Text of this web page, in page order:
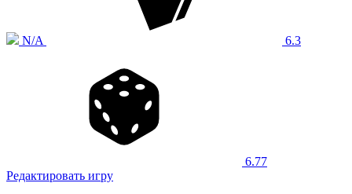
N/A 6.3
6.77
Редактировать игру